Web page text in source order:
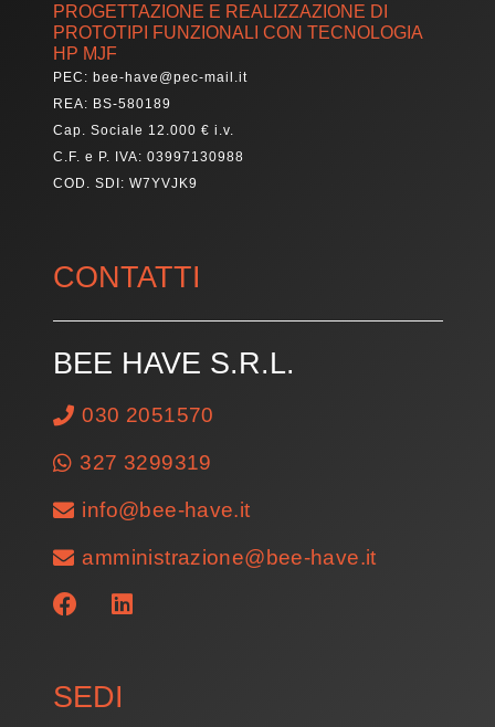
PROGETTAZIONE E REALIZZAZIONE DI
PROTOTIPI FUNZIONALI CON TECNOLOGIA
HP MJF
PEC: bee-have@pec-mail.it
REA: BS-580189
Cap. Sociale 12.000 € i.v.
C.F. e P. IVA: 03997130988
COD. SDI: W7YVJK9
CONTATTI
BEE HAVE S.R.L.
030 2051570
327 3299319
info@bee-have.it
amministrazione@bee-have.it
SEDI